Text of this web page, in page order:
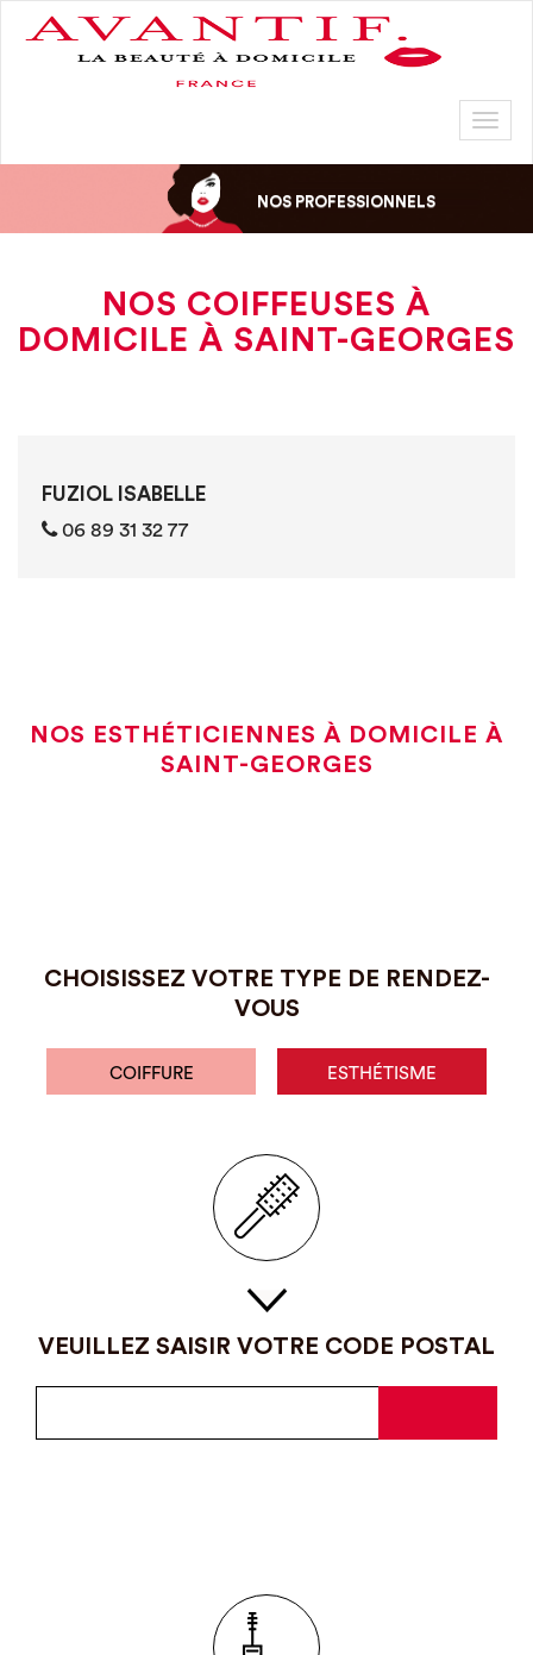
NOS PROFESSIONNELS
NOS COIFFEUSES À
DOMICILE À SAINT-GEORGES
FUZIOL ISABELLE
06 89 31 32 77
NOS ESTHÉTICIENNES À DOMICILE À
SAINT-GEORGES
CHOISISSEZ VOTRE TYPE DE RENDEZ-
VOUS
COIFFURE ESTHÉTISME
VEUILLEZ SAISIR VOTRE CODE POSTAL